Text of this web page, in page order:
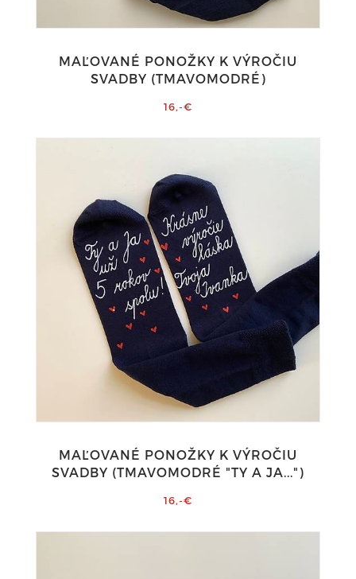
MAĽOVANÉ PONOŽKY K VÝROČIU
SVADBY (TMAVOMODRÉ)
16,-€
MAĽOVANÉ PONOŽKY K VÝROČIU
SVADBY (TMAVOMODRÉ "TY A JA...")
16,-€